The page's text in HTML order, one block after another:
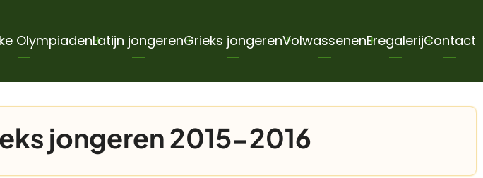
OlympiadenLatijn jongerenGrieks jongerenVolwassenenEregalerijContact
jongeren 2015-2016